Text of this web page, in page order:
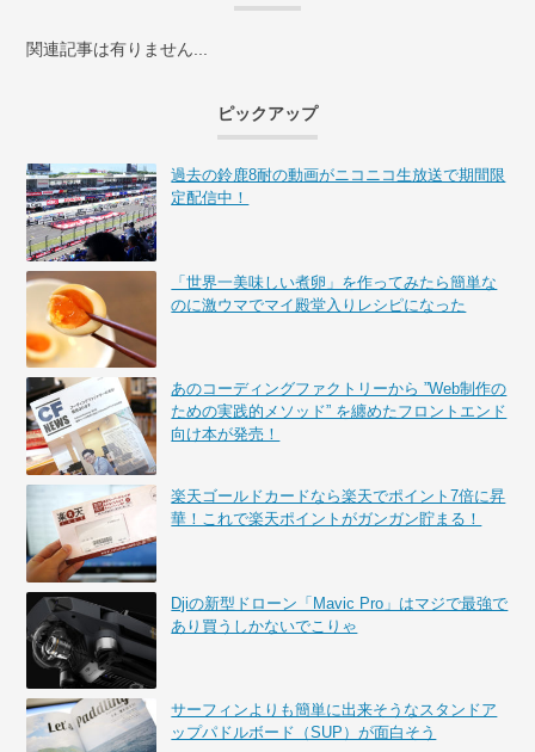
関連記事は有りません...
ピックアップ
過去の鈴鹿8耐の動画がニコニコ生放送で期間限
定配信中！
「世界一美味しい煮卵」を作ってみたら簡単な
のに激ウマでマイ殿堂入りレシピになった
あのコーディングファクトリーから ”Web制作の
ための実践的メソッド” を纏めたフロントエンド
向け本が発売！
楽天ゴールドカードなら楽天でポイント7倍に昇
華！これで楽天ポイントがガンガン貯まる！
Djiの新型ドローン「Mavic Pro」はマジで最強で
あり買うしかないでこりゃ
サーフィンよりも簡単に出来そうなスタンドア
ップパドルボード（SUP）が面白そう